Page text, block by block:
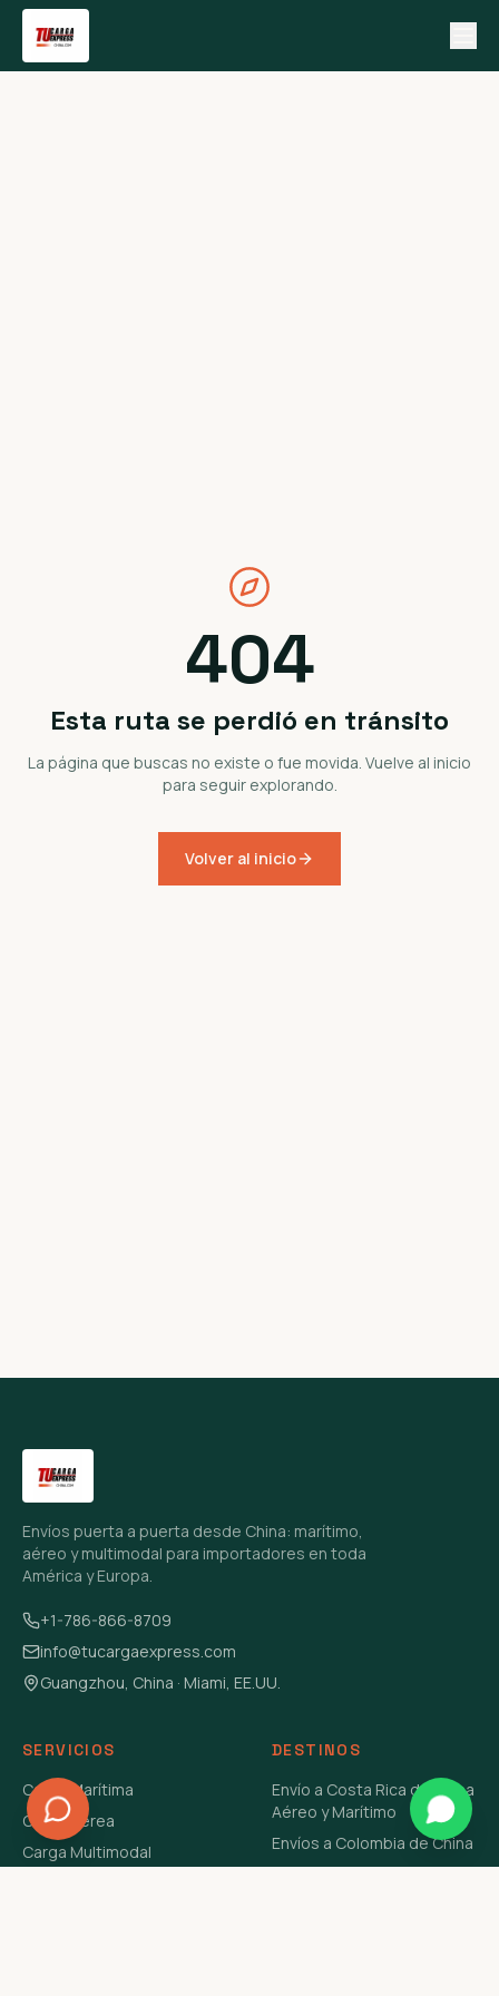
404
Esta ruta se perdió en tránsito
La página que buscas no existe o fue movida. Vuelve al inicio
para seguir explorando.
Volver al inicio
Envíos puerta a puerta desde China: marítimo,
aéreo y multimodal para importadores en toda
América y Europa.
+1-786-866-8709
info@tucargaexpress.com
Guangzhou, China · Miami, EE.UU.
SERVICIOS
Carga Marítima
Carga Aérea
Carga Multimodal
DESTINOS
Envío a Costa Rica de China
Aéreo y Marítimo
Envíos a Colombia de China